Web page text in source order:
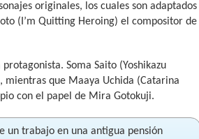
originales, los cuales son adaptados
(I’m Quitting Heroing) el compositor de
Soma Saito (Yoshikazu
mientras que Maaya Uchida (Catarina
con el papel de Mira Gotokuji.
un trabajo en una antigua pensión